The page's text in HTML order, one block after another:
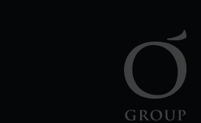
Capienza Max:250